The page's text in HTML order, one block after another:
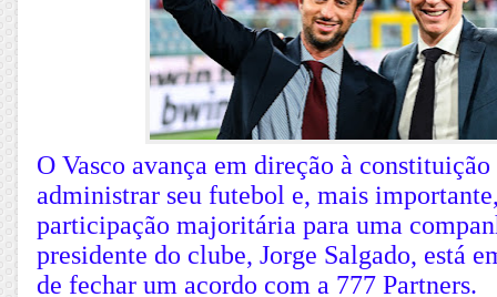
O Vasco avança em direção à constituição
administrar seu futebol e, mais
participação majoritária para uma
presidente do clube, Jorge Salgado, está
de fechar um acordo com a 777 Partners.